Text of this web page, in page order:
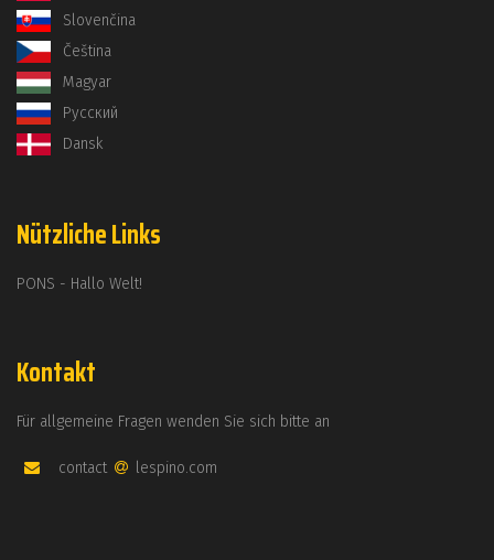
Slovenčina
Čeština
Magyar
Русский
Dansk
Nützliche Links
PONS - Hallo Welt!
Kontakt
Für allgemeine Fragen wenden Sie sich bitte an
contact lespino.com